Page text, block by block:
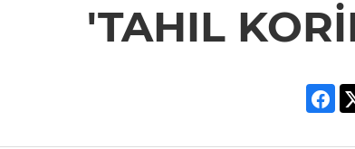
'TAHIL